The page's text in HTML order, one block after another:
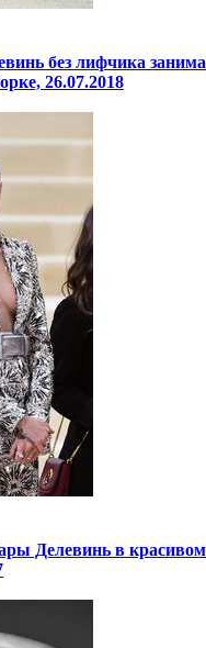
без лифчика
26.07.2018
Делевинь в